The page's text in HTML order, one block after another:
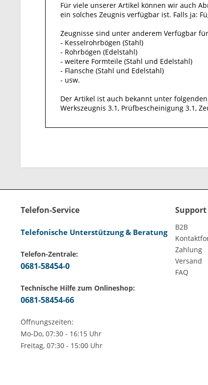
Für viele unserer Artikel können wir auch
ein solches Zeugnis verfügbar ist. Falls ja:
Zeugnisse sind unter anderem Verfügbar
- Kesselrohrbögen (Stahl)
- Rohrbögen (Edelstahl)
- weitere Formteile (Stahl und Edelstahl)
- Flansche (Stahl und Edelstahl)
- usw.
Der Artikel ist auch bekannt unter
Werkszeugnis 3.1, Prüfbescheinigung 3.1,
Telefon-Service
Telefonische Unterstützung & Beratung
Telefon-Zentrale:
0681-58454-0
Technische Hilfe zum Onlineshop:
0681-58454-66
Öffnungszeiten:
Mo-Do, 07:30 - 16:15 Uhr
Freitag, 07:30 - 15:00 Uhr
Support
B2B
Zahlung
Versand
FAQ